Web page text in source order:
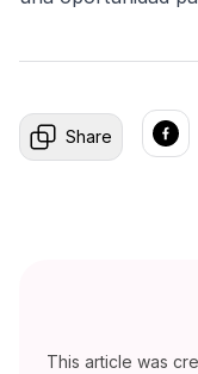
Share
This article was